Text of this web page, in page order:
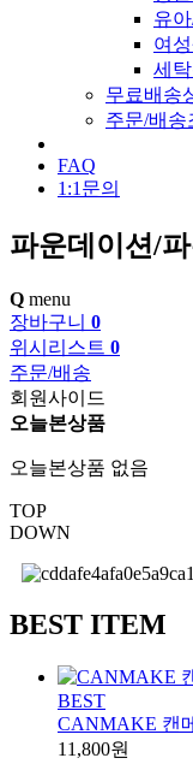
유
여
세
무료배송
주문/배송
FAQ
1:1문의
파운데이션/
Q menu
장바구니 0
위시리스트 0
주문/배송
회원사이드
오늘본상품
오늘본상품 없음
TOP
DOWN
BEST ITEM
BEST
CANMAKE 캔
11,800원